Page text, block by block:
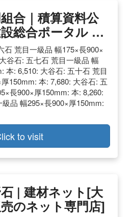
合｜積算資料公
総合ポータル …
石 荒目一級品 幅175×長900×
谷石: 五七石 荒目一級品 幅
本: 6,510: 大谷石: 五十石 荒目
150mm: 本: 7,680: 大谷石: 五
長900×厚150mm: 本: 8,260:
品 幅295×長900×厚150mm:
to visit
| 建材ネット[大
のネット専門店]